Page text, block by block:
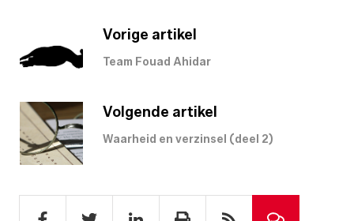
Vorige artikel
Team Fouad Ahidar
Volgende artikel
Waarheid en verzinsel (deel 2)